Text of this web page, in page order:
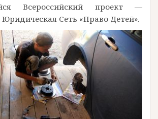
Всероссийский проект —
Сеть «Право Детей».